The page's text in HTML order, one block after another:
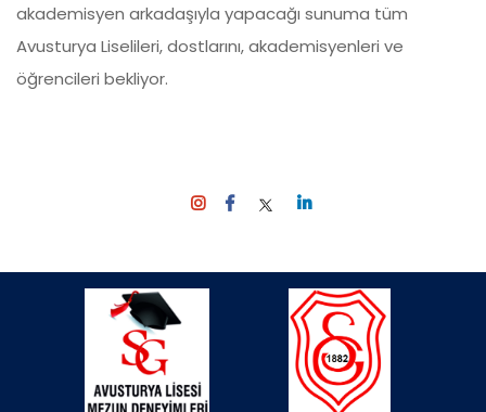
akademisyen arkadaşıyla yapacağı sunuma tüm
Avusturya Liselileri, dostlarını, akademisyenleri ve
öğrencileri bekliyor.